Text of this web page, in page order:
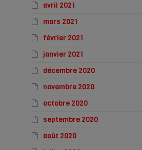
avril 2021
mars 2021
février 2021
janvier 2021
décembre 2020
novembre 2020
octobre 2020
septembre 2020
août 2020